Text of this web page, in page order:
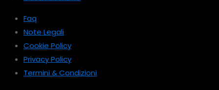
Faq
Note Legali
Cookie Policy
Privacy Policy
Termini & Condizioni